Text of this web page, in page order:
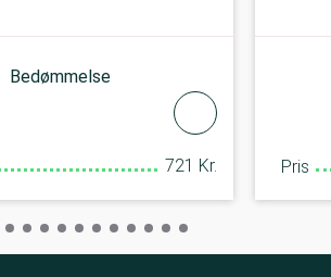
Bedømmelse
721 Kr. Pris